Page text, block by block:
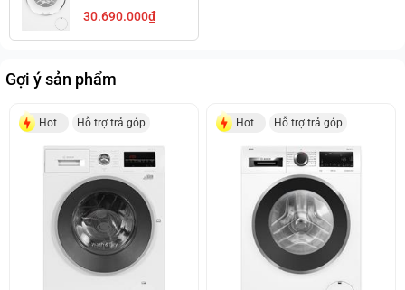
WGB266A90
Series 8 Sạch
30.690.000₫
Gợi ý sản phẩm
Hot Hỗ trợ trả góp Hot Hỗ trợ trả góp